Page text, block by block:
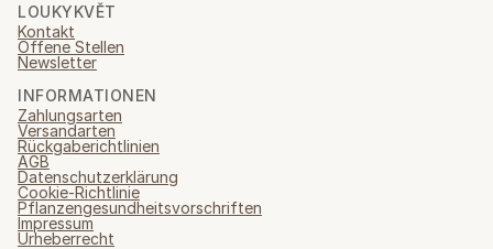
LOUKYKVĚT
Kontakt
Offene Stellen
Newsletter
INFORMATIONEN
Zahlungsarten
Versandarten
Rückgaberichtlinien
AGB
Datenschutzerklärung
Cookie-Richtlinie
Pflanzengesundheitsvorschriften
Impressum
Urheberrecht